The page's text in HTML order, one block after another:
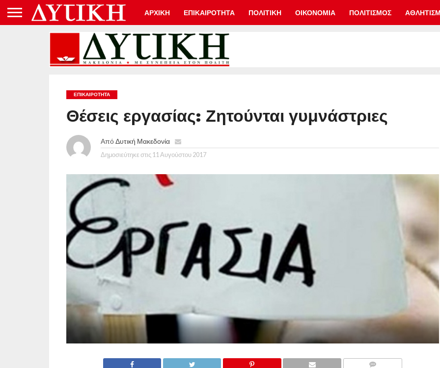
ΑΡΧΙΚΗ ΕΠΙΚΑΙΡΟΤΗΤΑ ΠΟΛΙΤΙΚΗ ΟΙΚΟΝΟΜΙΑ ΠΟΛΙΤΙΣΜΟΣ
ΕΠΙΚΑΙΡΟΤΗΤΑ
Θέσεις εργασίας: Ζητούνται γυμνάστριες
ΑπόΔυτική Μακεδονία
Δημοσιεύτηκε στις 11 Αυγούστου 2017